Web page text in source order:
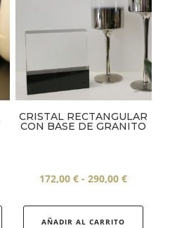
CRISTAL RECTANGULAR
CON BASE DE GRANITO
172,00€ - 290,00€Rango
AÑADIR AL CARRITO